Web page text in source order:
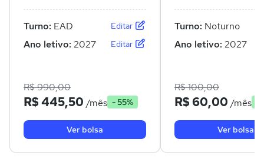
Turno: EAD Editar
Ano letivo: 2027 Editar
R$ 990,00
R$ 445,50 /mês - 55%
Ver bolsa
Turno: Noturno
Ano letivo: 2027
R$ 100,00
R$ 60,00 /mês
Ver bolsa